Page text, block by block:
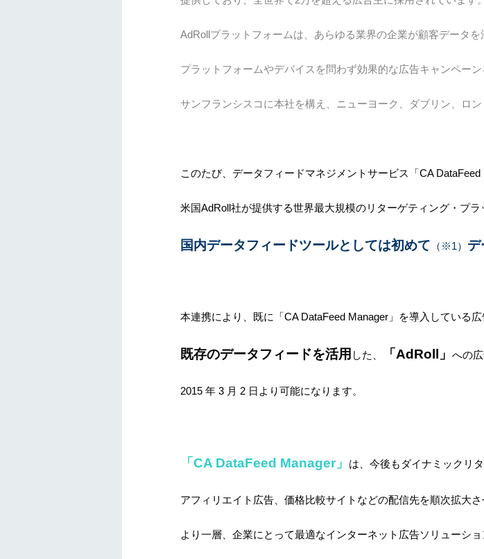
AdRollプラットフォームは、あらゆる業界の企業が顧客データを
プラットフォームやデバイスを問わず効果的な広告キャンペー
サンフランシスコに本社を構え、ニューヨーク、ダブリン、ロ
このたび、データフィードマネジメントサービス「CA
米国AdRoll社が提供する世界最大規模のリターゲティング・プ
国内データフィードツールとしては初めて （※1） デ
本連携により、既に「CA DataFeed Manager」を導入している広
既存のデータフィードを活用 した、 「AdRoll」 への
2015 年 3 月 2 日より可能になります。
「CA DataFeed Manager」 は、今後もダイナミックリ
アフィリエイト広告、価格比較サイトなどの配信先を順次拡大さ
より一層、企業にとって最適なインターネット広告ソリューシ